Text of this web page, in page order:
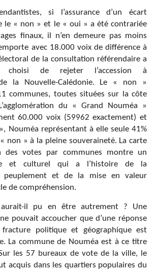
si l’assurance d’un écart
le « non » et le « oui » a été contrariée
finaux, il n’en demeure pas moins
avec 18.000 voix de différence à
de la consultation référendaire a
choisi de rejeter l’accession à
de la Nouvelle-Calédonie. Le « non »
communes, toutes situées sur la côte
du « Grand Nouméa »
60.000 voix (59962 exactement) et
Nouméa représentant à elle seule 41%
non » à la pleine souveraineté. La carte
des votes par communes montre un
et culturel qui a l’histoire de la
peuplement et de la mise en valeur
de compréhension.
il pu en être autrement ? Une
pouvait accoucher que d’une réponse
politique et géographique est
La commune de Nouméa est à ce titre
les 57 bureaux de vote de la ville, le
acquis dans les quartiers populaires du